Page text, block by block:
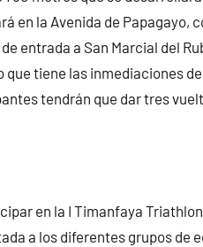
en la Avenida de Papagayo,
entrada a San Marcial del
tiene las inmediaciones
tendrán que dar tres
en la I Timanfaya Triathlon
a los diferentes grupos de